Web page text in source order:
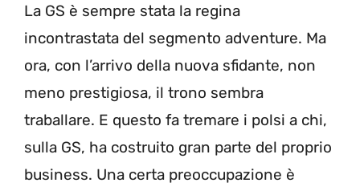
La GS è sempre stata la regina
incontrastata del segmento adventure. Ma
ora, con l’arrivo della nuova sfidante, non
meno prestigiosa, il trono sembra
traballare. E questo fa tremare i polsi a chi,
sulla GS, ha costruito gran parte del proprio
business. Una certa preoccupazione è